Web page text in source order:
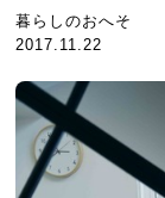
暮らしのおへそ
2017.11.22